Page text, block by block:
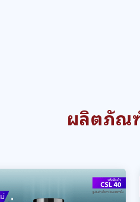
ผลิตภัณ